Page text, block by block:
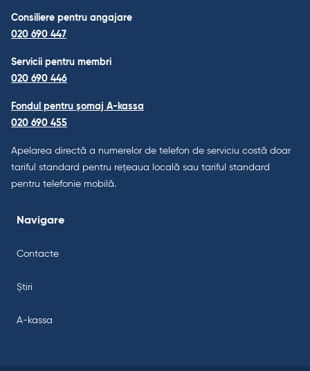
Consiliere pentru angajare
020 690 447
Servicii pentru membri
020 690 446
Fondul pentru șomaj A-kassa
020 690 455
Apelarea directă a numerelor de telefon de serviciu costă doar
tariful standard pentru rețeaua locală sau tariful standard
pentru telefonie mobilă.
Navigare
Contacte
Știri
A-kassa